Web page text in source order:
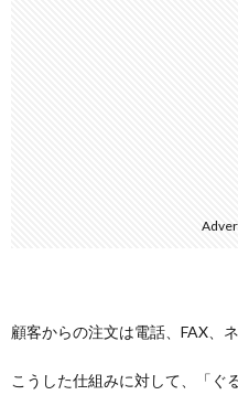
顧客からの注文は電話、FAX、
こうした仕組みに対して、「ぐ